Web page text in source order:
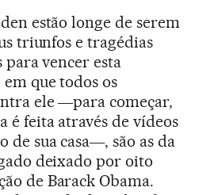
estão longe de serem
triunfos e tragédias
para vencer esta
que todos os
ele ―para começar,
é feita através de vídeos
sua casa―, são as da
deixado por oito
de Barack Obama.